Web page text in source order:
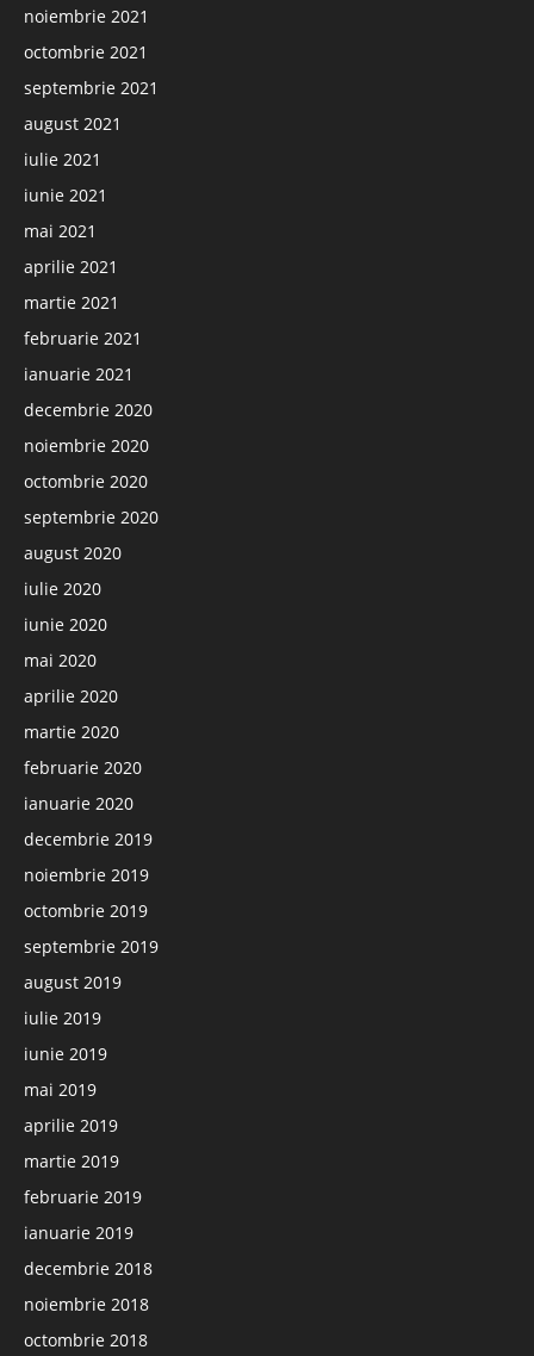
noiembrie 2021
octombrie 2021
septembrie 2021
august 2021
iulie 2021
iunie 2021
mai 2021
aprilie 2021
martie 2021
februarie 2021
ianuarie 2021
decembrie 2020
noiembrie 2020
octombrie 2020
septembrie 2020
august 2020
iulie 2020
iunie 2020
mai 2020
aprilie 2020
martie 2020
februarie 2020
ianuarie 2020
decembrie 2019
noiembrie 2019
octombrie 2019
septembrie 2019
august 2019
iulie 2019
iunie 2019
mai 2019
aprilie 2019
martie 2019
februarie 2019
ianuarie 2019
decembrie 2018
noiembrie 2018
octombrie 2018